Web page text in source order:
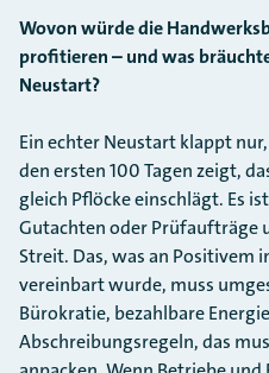
Wovon würde die
profitieren – und was
Neustart?
Ein echter Neustart klappt
den ersten 100 Tagen zeigt,
gleich Pflöcke einschlägt. Es
Gutachten oder Prüfaufträge
Streit. Das, was an Positivem
vereinbart wurde, muss
Bürokratie, bezahlbare
Abschreibungsregeln, das